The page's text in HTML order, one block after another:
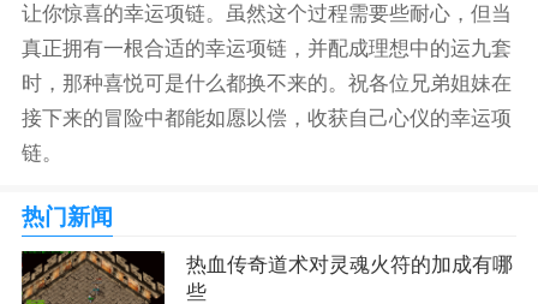
让你惊喜的幸运项链。虽然这个过程需要些耐心，但当
真正拥有一根合适的幸运项链，并配成理想中的运九套
时，那种喜悦可是什么都换不来的。祝各位兄弟姐妹在
接下来的冒险中都能如愿以偿，收获自己心仪的幸运项
链。
热门新闻
热血传奇道术对灵魂火符的加成有哪
些